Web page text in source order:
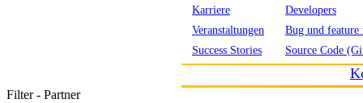
Karriere
Veranstaltungen
Success Stories
Developers
Bug und feature
Source Code
Filter - Partner